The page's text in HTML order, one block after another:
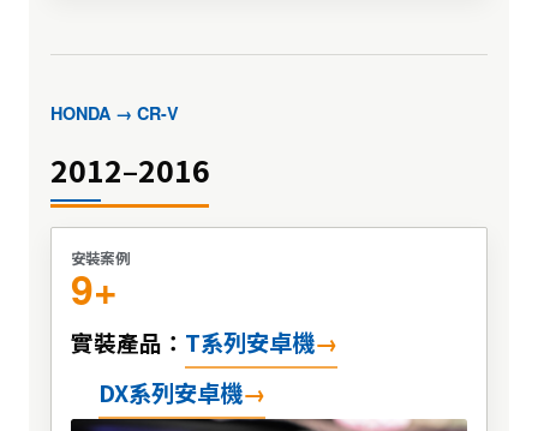
HONDA → CR-V
2012–2016
安裝案例
9+
實裝產品： T系列安卓機
DX系列安卓機